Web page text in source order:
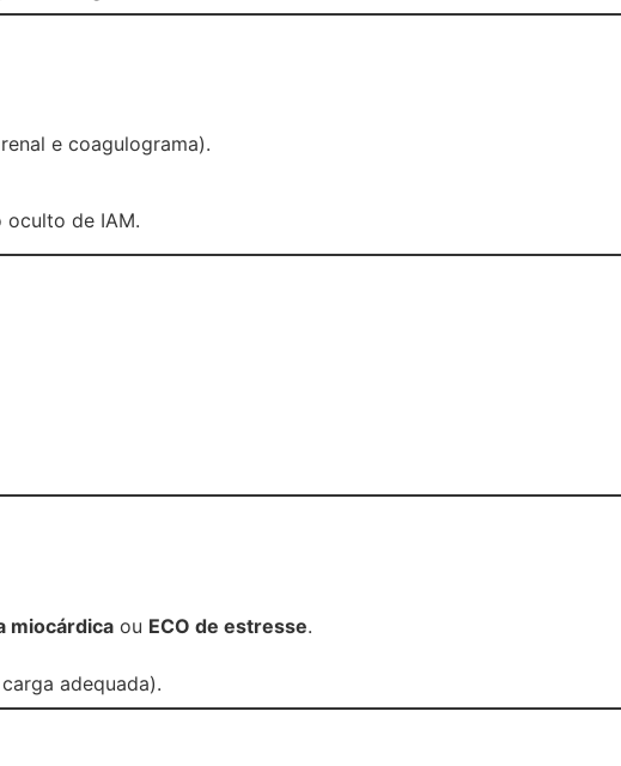
e coagulograma).
oculto de IAM.
miocárdica ou ECO de estresse.
adequada).